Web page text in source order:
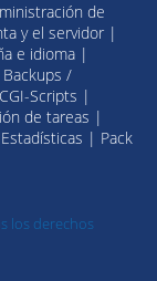
de
y el servidor |
e idioma |
/
Scripts |
de tareas |
| Pack
los derechos